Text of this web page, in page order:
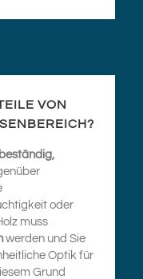
VON
oder
muss
werden und Sie
Optik für
Grund